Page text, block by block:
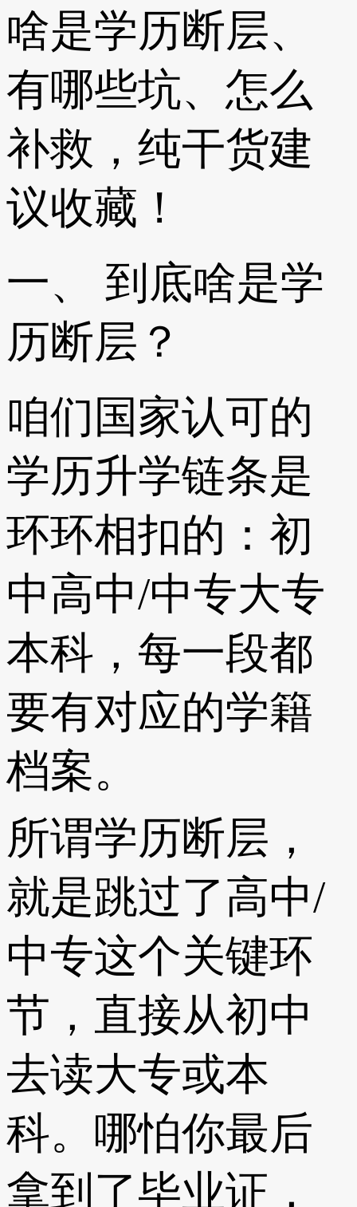
啥是学历断层、
有哪些坑、怎么
补救，纯干货建
议收藏！
一、 到底啥是学
历断层？
咱们国家认可的
学历升学链条是
环环相扣的：初
中高中/中专大专
本科，每一段都
要有对应的学籍
档案。
所谓学历断层，
就是跳过了高中/
中专这个关键环
节，直接从初中
去读大专或本
科。哪怕你最后
拿到了毕业证，